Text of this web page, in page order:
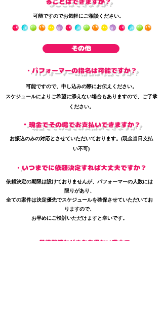
ることはできますか？
​可能ですのでお気軽にご相談ください。
その他
​・パフォーマーの指名は可能ですか？
可能ですので、申し込みの際にお伝えください。
スケジュールによりご希望に添えない場合もありますので、ご了承
ください。
・ 現金でその場でお支払いできますか？
​お振込のみの対応とさせていただいております。(現金当日支払
い不可)
・ ​いつまでに依頼決定すれば大丈夫ですか？
依頼決定の期限は設けておりませんが、パフォーマーの人数には
限りがあり、
全ての案件は決定優先でスケジュールを確保させていただいてお
りますので、
お早めにご検討いただけますと幸いです。
​・学級閉鎖などやむを得ない理由で